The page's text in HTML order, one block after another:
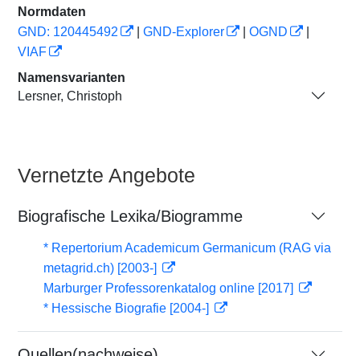
Normdaten
GND: 120445492
GND-Explorer OGND
VIAF
Namensvarianten
Lersner, Christoph
Vernetzte Angebote
Biografische Lexika/Biogramme
* Repertorium Academicum Germanicum (RAG via
metagrid.ch) [2003-]
Marburger Professorenkatalog online [2017]
* Hessische Biografie [2004-]